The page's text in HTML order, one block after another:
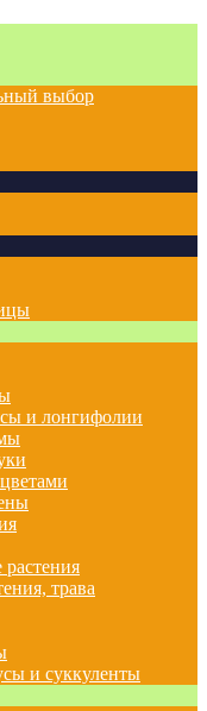
выбор
и лонгифолии
трава
и суккуленты